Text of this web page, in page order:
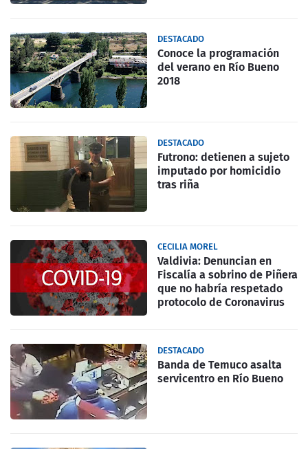
DESTACADO
Conoce la programación
del verano en Río Bueno
2018
DESTACADO
Futrono: detienen a sujeto
imputado por homicidio
tras riña
CECILIA MOREL
Valdivia: Denuncian en
Fiscalía a sobrino de Piñera
que no habría respetado
protocolo de Coronavirus
DESTACADO
Banda de Temuco asalta
servicentro en Río Bueno